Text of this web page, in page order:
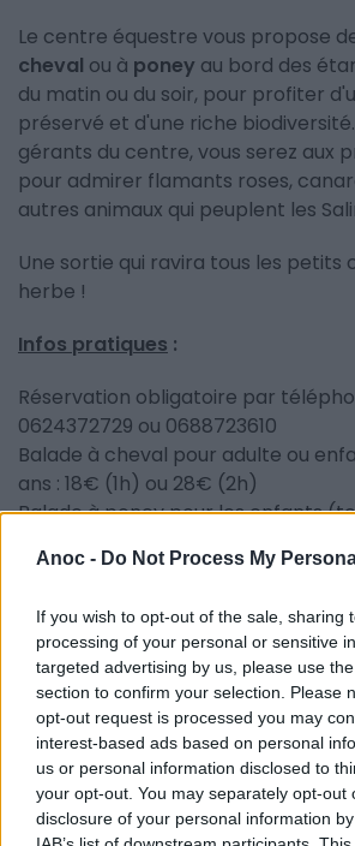
Anoc - Do Not Process My
If you wish to opt-out of the sale, sharing
processing of your personal or sensitive
targeted advertising by us, please use
section to confirm your selection. Please
opt-out request is processed you may
interest-based ads based on personal
us or personal information disclosed to
your opt-out. You may separately opt-out
disclosure of your personal information
Le centre équestre vous propose
cheval ou à poney au bord des
du matin ou du soir, pour profiter
préservé et d'une riche
gérants du centre, vous serez aux
pour admirer flamants roses,
autres animaux qui peuplent les
Une sortie qui ravira tous les petits
herbe !
Infos pratiques :
Réservation obligatoire par
0624372729 ou 0688723610
Balade à cheval pour adulte ou
ans : 18€ (1h) ou 28€ (2h)
Balade à poney pour les enfants
INFORMATIONS
DATES ET HORAIRES
Du 30 juillet 2018 au 31
LIEU
Poney Club des
5266b
34750 Villeneuve les
Calcul d'itinéraire